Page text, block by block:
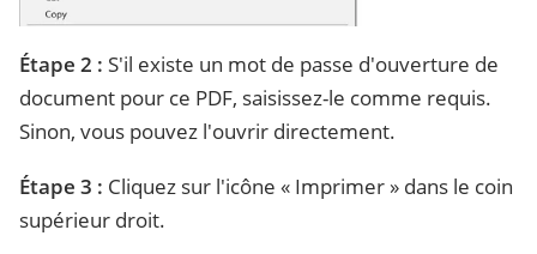
Étape 2 : S'il existe un mot de passe d'ouverture de
document pour ce PDF, saisissez-le comme requis.
Sinon, vous pouvez l'ouvrir directement.
Étape 3 : Cliquez sur l'icône « Imprimer » dans le coin
supérieur droit.